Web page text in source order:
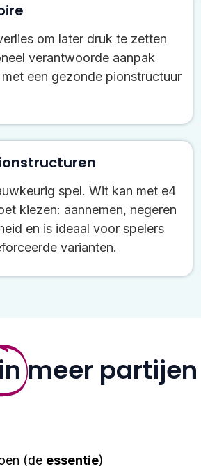
om later druk te zetten
verantwoorde aanpak
een gezonde pionstructuur
spel. Wit kan met e4
kiezen: aannemen, negeren
en is ideaal voor spelers
varianten.
meer partijen
(de essentie)